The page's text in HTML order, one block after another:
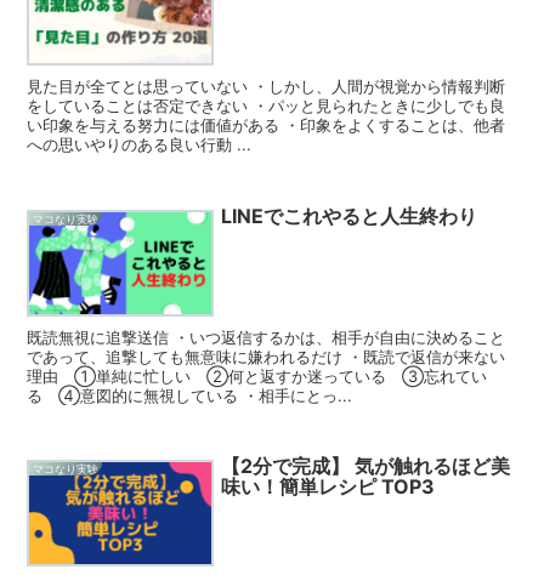
見た目が全てとは思っていない ・しかし、人間が視覚から情報判断
をしていることは否定できない ・パッと見られたときに少しでも良
い印象を与える努力には価値がある ・印象をよくすることは、他者
への思いやりのある良い行動 ...
マコなり実験 LINEでこれやると人生終わり
既読無視に追撃送信 ・いつ返信するかは、相手が自由に決めること
であって、追撃しても無意味に嫌われるだけ ・既読で返信が来ない
理由 ①単純に忙しい ②何と返すか迷っている ③忘れてい
る ④意図的に無視している ・相手にとっ...
マコなり実験
【2分で完成】 気が触れるほど美
味い！簡単レシピ TOP3